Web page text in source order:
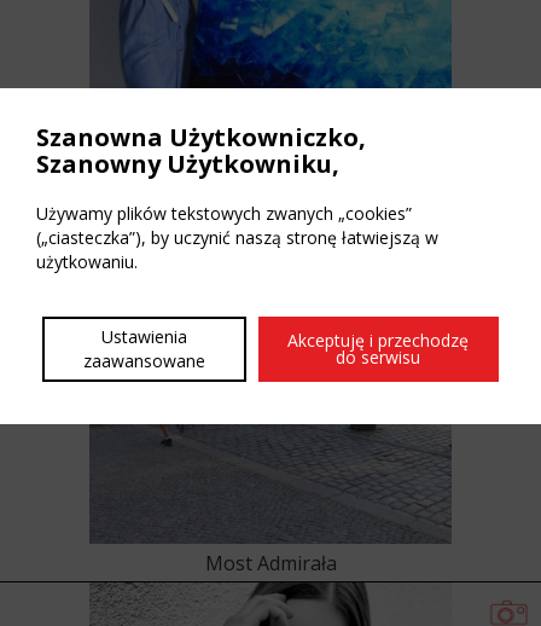
Abstractart Painting
Most Admirała
Szanowna Użytkowniczko,
Szanowny Użytkowniku,
Używamy plików tekstowych zwanych „cookies”
(„ciasteczka”), by uczynić naszą stronę łatwiejszą w
użytkowaniu.
Ustawienia
zaawansowane
Akceptuję i przechodzę
do serwisu